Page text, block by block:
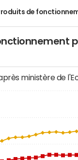
de
ministère de